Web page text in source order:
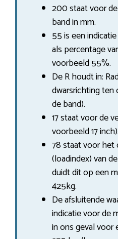
200 staat voor
band in mm.
55 is een
als percentage
voorbeeld 55%.
De R houdt in:
dwarsrichting ten
de band).
17 staat voor de
voorbeeld 17 inch).
78 staat voor het
(loadindex) van
duidt dit op een
425kg.
De afsluitende
indicatie voor de
in ons geval voor